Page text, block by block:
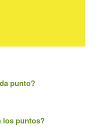
punto?
los puntos?